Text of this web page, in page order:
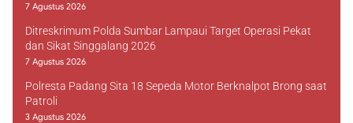
7 Agustus 2026
Ditreskrimum Polda Sumbar Lampaui Target Operasi Pekat
dan Sikat Singgalang 2026
7 Agustus 2026
Polresta Padang Sita 18 Sepeda Motor Berknalpot Brong saat
Patroli
3 Agustus 2026